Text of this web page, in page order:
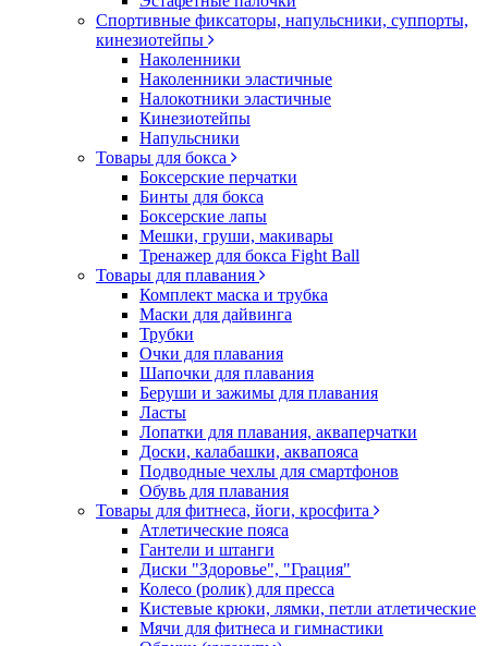
Спортивные фиксаторы, напульсники, суппорты,
кинезиотейпы
Наколенники
Наколенники эластичные
Налокотники эластичные
Кинезиотейпы
Напульсники
Товары для бокса
Боксерские перчатки
Бинты для бокса
Боксерские лапы
Мешки, груши, макивары
Тренажер для бокса Fight Ball
Товары для плавания
Комплект маска и трубка
Маски для дайвинга
Трубки
Очки для плавания
Шапочки для плавания
Беруши и зажимы для плавания
Ласты
Лопатки для плавания, акваперчатки
Доски, калабашки, аквапояса
Подводные чехлы для смартфонов
Обувь для плавания
Товары для фитнеса, йоги, кросфита
Атлетические пояса
Гантели и штанги
Диски "Здоровье", "Грация"
Колесо (ролик) для пресса
Кистевые крюки, лямки, петли атлетические
Мячи для фитнеса и гимнастики